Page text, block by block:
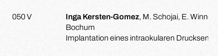
050 V Inga Kersten-Gomez, M. Schojai, E.
Bochum
Implantation eines intraokularen